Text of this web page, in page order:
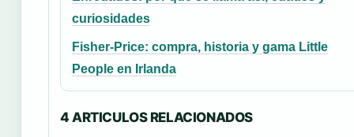
curiosidades
Fisher-Price: compra, historia y gama Little
People en Irlanda
4 ARTICULOS RELACIONADOS